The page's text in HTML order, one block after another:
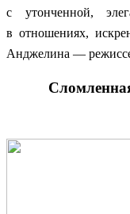
с утонченной,
в отношениях,
Анджелина —